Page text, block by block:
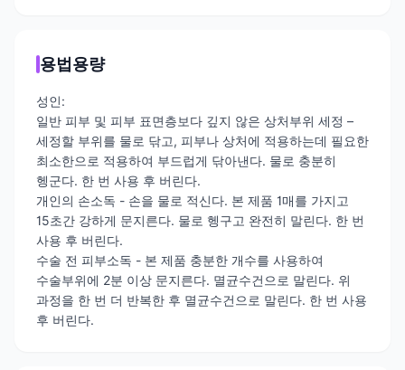
용법용량
성인:
일반 피부 및 피부 표면층보다 깊지 않은 상처부위 세정 –
세정할 부위를 물로 닦고, 피부나 상처에 적용하는데 필요한
최소한으로 적용하여 부드럽게 닦아낸다. 물로 충분히
헹군다. 한 번 사용 후 버린다.
개인의 손소독 - 손을 물로 적신다. 본 제품 1매를 가지고
15초간 강하게 문지른다. 물로 헹구고 완전히 말린다. 한 번
사용 후 버린다.
수술 전 피부소독 - 본 제품 충분한 개수를 사용하여
수술부위에 2분 이상 문지른다. 멸균수건으로 말린다. 위
과정을 한 번 더 반복한 후 멸균수건으로 말린다. 한 번 사용
후 버린다.